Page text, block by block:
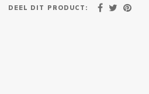
DEEL DIT PRODUCT: